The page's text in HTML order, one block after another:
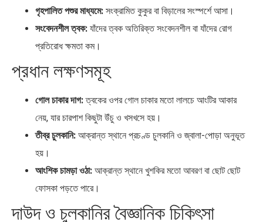
গৃহপালিত পশুর মাধ্যমে: সংক্রামিত কুকুর বা বিড়ালের সংস্পর্শে আসা।
সংবেদনশীল ত্বক: যাঁদের ত্বক অতিরিক্ত সংবেদনশীল বা যাঁদের রোগ
প্রতিরোধ ক্ষমতা কম।
প্রধান লক্ষণসমূহ
গোল চাকার দাগ:ত্বকের ওপর গোল চাকার মতো লালচে আংটির আকার
নেয়, যার চারপাশ কিছুটা উঁচু ও খসখসে হয়।
তীব্র চুলকানি: আক্রান্ত স্থানে প্রচণ্ড চুলকানি ও জ্বালা-পোড়া অনুভূত
হয়।
আংশিক চামড়া ওঠা: আক্রান্ত স্থানে খুশকির মতো আবরণ বা ছোট ছোট
ফোসকা পড়তে পারে।
দাউদ ও চুলকানির বৈজ্ঞানিক চিকিৎসা